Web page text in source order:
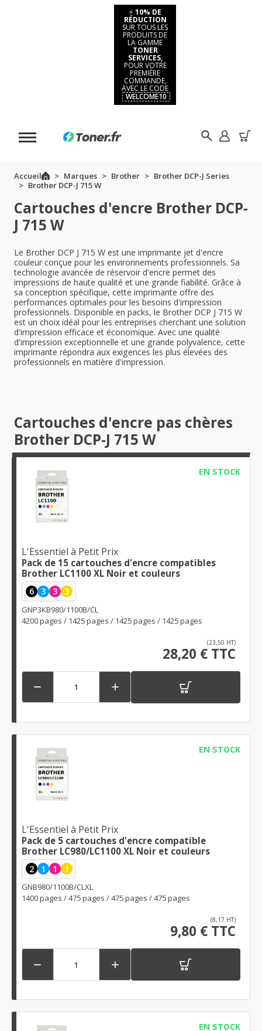
⚡ 10% DE
RÉDUCTION
SUR TOUS LES
PRODUITS DE
LA GAMME
TONER
SERVICES,
POUR VOTRE
PREMIÈRE
COMMANDE,
AVEC LE CODE
WELCOME10
Accueil Marques Brother
Brother DCP-J Series
Brother DCP-J 715 W
Cartouches d'encre Brother DCP-
J 715 W
Le Brother DCP J 715 W est une imprimante jet d'encre
couleur conçue pour les environnements professionnels. Sa
technologie avancée de réservoir d'encre permet des
impressions de haute qualité et une grande fiabilité. Grâce à
sa conception spécifique, cette imprimante offre des
performances optimales pour les besoins d'impression
professionnels. Disponible en packs, le Brother DCP J 715 W
est un choix idéal pour les entreprises cherchant une solution
d'impression efficace et économique. Avec une qualité
d'impression exceptionnelle et une grande polyvalence, cette
imprimante répondra aux exigences les plus élevées des
professionnels en matière d'impression.
Cartouches d'encre pas chères
Brother DCP-J 715 W
EN STOCK
L'Essentiel à Petit Prix
Pack de 15 cartouches d'encre compatibles
Brother LC1100 XL Noir et couleurs
6 3 3 3
GNP3KB980/1100B/CL
4200 pages / 1425 pages / 1425 pages / 1425 pages
(23,50 HT)
28,20 € TTC
 
EN STOCK
L'Essentiel à Petit Prix
Pack de 5 cartouches d'encre compatible
Brother LC980/LC1100 XL Noir et couleurs
2 1 1 1
GNB980/1100B/CLXL
1400 pages / 475 pages / 475 pages / 475 pages
(8,17 HT)
9,80 € TTC
 
EN STOCK